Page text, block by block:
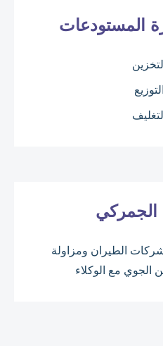
المستودعات
الطيران ومزاولة
مع الوكلاء